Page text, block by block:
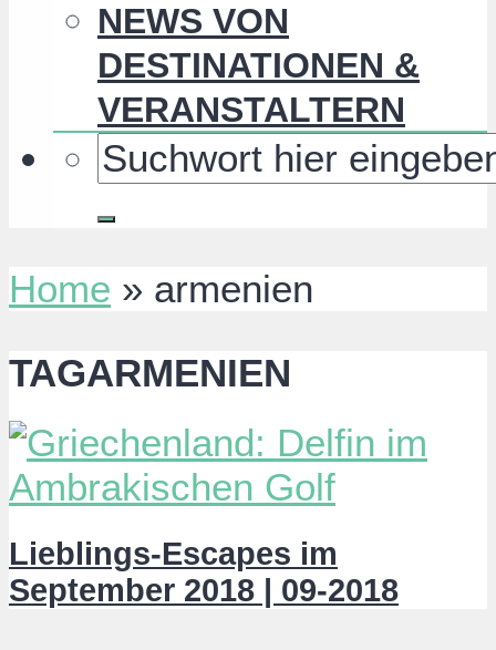
NEWS VON
DESTINATIONEN &
VERANSTALTERN
Home » armenien
TAGARMENIEN
Lieblings-Escapes im
September 2018 | 09-2018